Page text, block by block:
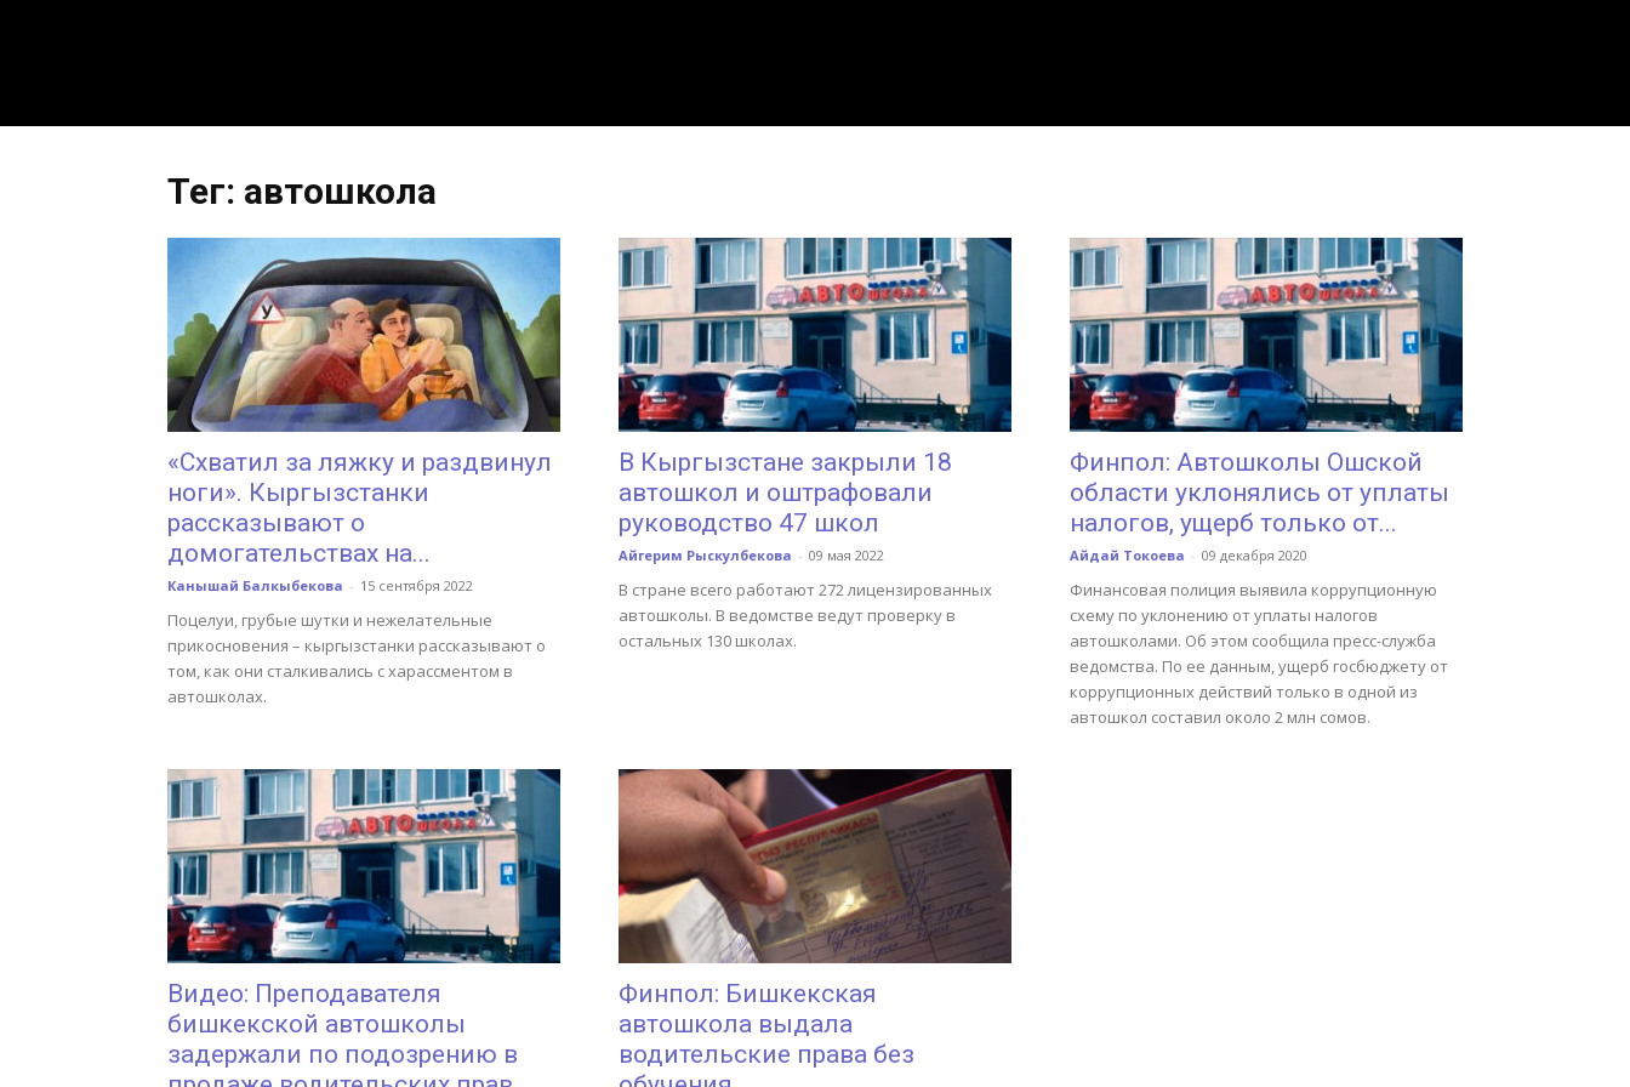
Тег: автошкола
«Схватил за ляжку и раздвинул
ноги». Кыргызстанки
рассказывают о
домогательствах на...
Канышай Балкыбекова - 15 сентября 2022
Поцелуи, грубые шутки и нежелательные
прикосновения – кыргызстанки рассказывают о
том, как они сталкивались с харассментом в
автошколах.
В Кыргызстане закрыли 18
автошкол и оштрафовали
руководство 47 школ
Айгерим Рыскулбекова - 09 мая 2022
В стране всего работают 272 лицензированных
автошколы. В ведомстве ведут проверку в
остальных 130 школах.
Финпол: Автошколы Ошской
области уклонялись от уплаты
налогов, ущерб только от...
Айдай Токоева - 09 декабря 2020
Финансовая полиция выявила коррупционную
схему по уклонению от уплаты налогов
автошколами. Об этом сообщила пресс-служба
ведомства. По ее данным, ущерб госбюджету от
коррупционных действий только в одной из
автошкол составил около 2 млн сомов.
Видео: Преподавателя
бишкекской автошколы
задержали по подозрению в
Финпол: Бишкекская
автошкола выдала
водительские права без